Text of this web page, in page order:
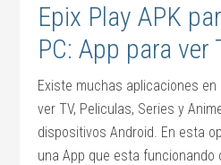
Epix Play APK
PC: App para ver
Existe muchas aplicaciones
ver TV, Peliculas, Series y
dispositivos Android. En esta
una App que esta